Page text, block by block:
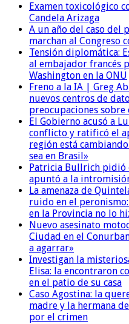
Examen toxicológico
Candela Arizaga
A un año del caso del
marchan al Congreso
Tensión diplomática:
al embajador francés
Washington en la ONU
Freno a la IA | Greg
nuevos centros de
preocupaciones
El Gobierno acusó a
conflicto y ratificó el
región está
sea en Brasil»
Patricia Bullrich pidió
apuntó a la
La amenaza de
ruido en el
en la Provincia no lo
Nuevo asesinato
Ciudad en el
a agarrar»
Investigan la
Elisa: la encontraron
en el patio de su casa
Caso Agostina: la
madre y la hermana
por el crimen